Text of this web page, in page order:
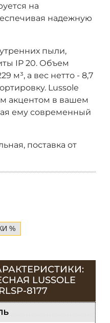
на
надежную
пыли,
IP 20. Объем
м³, а вес нетто - 8,7
Lussole
акцентом в вашем
ему современный
поставка от
%
LUSSOLE
8177